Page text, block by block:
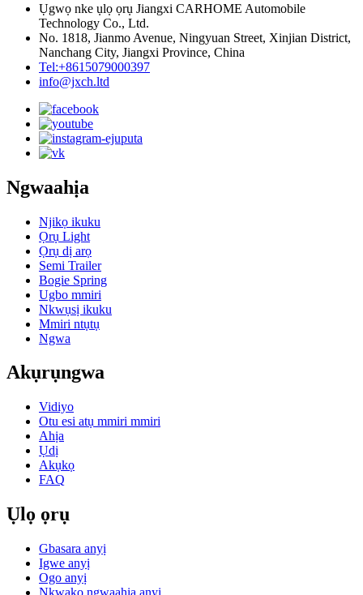
Ụgwọ nke ụlọ ọrụ Jiangxi CARHOME Automobile
Technology Co., Ltd.
No. 1818, Jianmo Avenue, Ningyuan Street, Xinjian District,
Nanchang City, Jiangxi Province, China
Tel:+8615079000397
info@jxch.ltd
Ngwaahịa
Njikọ ikuku
Ọrụ Light
Ọrụ dị arọ
Semi Trailer
Bogie Spring
Ugbo mmiri
Nkwụsị ikuku
Mmiri ntụtụ
Ngwa
Akụrụngwa
Vidiyo
Otu esi atụ mmiri mmiri
Ahịa
Ụdị
Akụkọ
FAQ
Ụlọ ọrụ
Gbasara anyị
Igwe anyị
Ogo anyị